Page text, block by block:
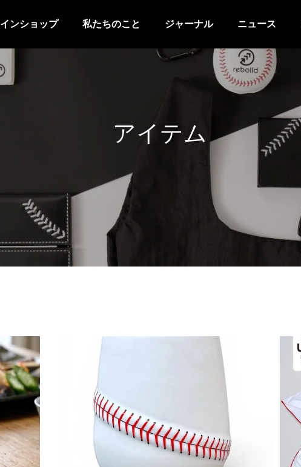
ンショップ 私たちのこと ジャーナル ニュース
アイテム